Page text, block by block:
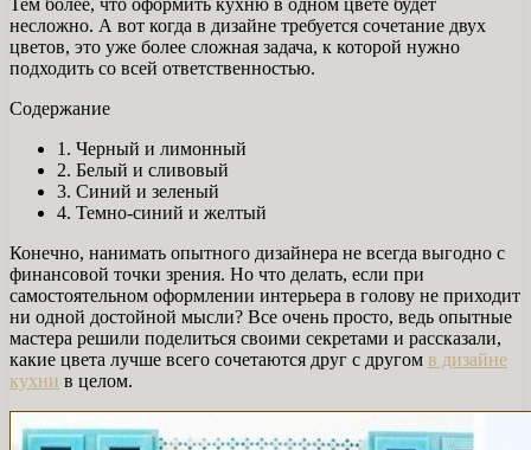
несложно. А вот когда в дизайне требуется сочетание двух
цветов, это уже более сложная задача, к которой нужно
подходить со всей ответственностью.
Содержание
1. Черный и лимонный
2. Белый и сливовый
3. Синий и зеленый
4. Темно-синий и желтый
Конечно, нанимать опытного дизайнера не всегда выгодно с
финансовой точки зрения. Но что делать, если при
самостоятельном оформлении интерьера в голову не приходит
ни одной достойной мысли? Все очень просто, ведь опытные
мастера решили поделиться своими секретами и рассказали,
какие цвета лучше всего сочетаются друг с другом в дизайне
кухни в целом.